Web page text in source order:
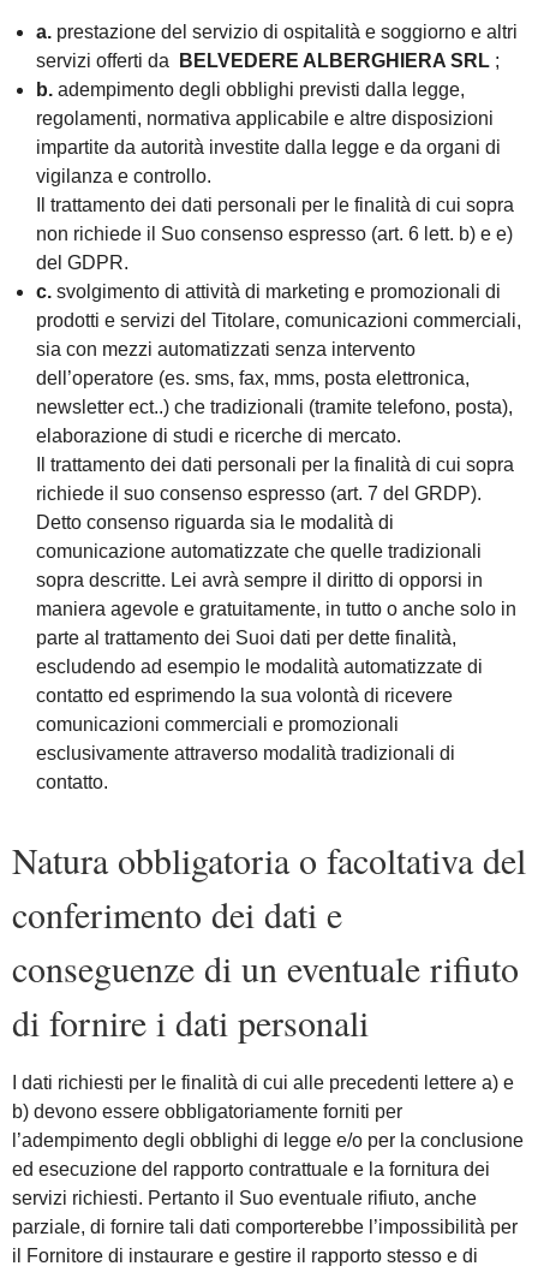
a. prestazione del servizio di ospitalità e soggiorno e altri
servizi offerti da
BELVEDERE ALBERGHIERA SRL ;
b. adempimento degli obblighi previsti dalla legge,
regolamenti, normativa applicabile e altre disposizioni
impartite da autorità investite dalla legge e da organi di
vigilanza e controllo.
Il trattamento dei dati personali per le finalità di cui sopra
non richiede il Suo consenso espresso (art. 6 lett. b) e e)
del GDPR.
c. svolgimento di attività di marketing e promozionali di
prodotti e servizi del Titolare, comunicazioni commerciali,
sia con mezzi automatizzati senza intervento
dell’operatore (es. sms, fax, mms, posta elettronica,
newsletter ect..) che tradizionali (tramite telefono, posta),
elaborazione di studi e ricerche di mercato.
Il trattamento dei dati personali per la finalità di cui sopra
richiede il suo consenso espresso (art. 7 del GRDP).
Detto consenso riguarda sia le modalità di
comunicazione automatizzate che quelle tradizionali
sopra descritte. Lei avrà sempre il diritto di opporsi in
maniera agevole e gratuitamente, in tutto o anche solo in
parte al trattamento dei Suoi dati per dette finalità,
escludendo ad esempio le modalità automatizzate di
contatto ed esprimendo la sua volontà di ricevere
comunicazioni commerciali e promozionali
esclusivamente attraverso modalità tradizionali di
contatto.
Natura obbligatoria o facoltativa del
conferimento dei dati e
conseguenze di un eventuale rifiuto
di fornire i dati personali
I dati richiesti per le finalità di cui alle precedenti lettere a) e
b) devono essere obbligatoriamente forniti per
l’adempimento degli obblighi di legge e/o per la conclusione
ed esecuzione del rapporto contrattuale e la fornitura dei
servizi richiesti. Pertanto il Suo eventuale rifiuto, anche
parziale, di fornire tali dati comporterebbe l’impossibilità per
il Fornitore di instaurare e gestire il rapporto stesso e di